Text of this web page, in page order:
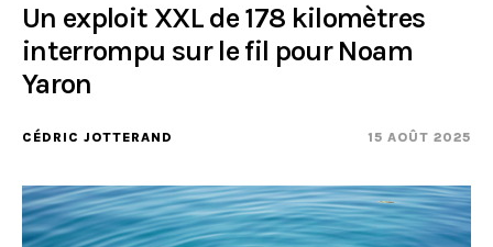
Un exploit XXL de 178 kilomètres
interrompu sur le fil pour Noam
Yaron
CÉDRIC JOTTERAND 15 AOÛT 2025